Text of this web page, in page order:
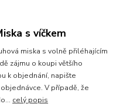
s víčkem
miska s volně přiléhajícím
zájmu o koupi většího
k objednání, napište
V případě, že
celý popis